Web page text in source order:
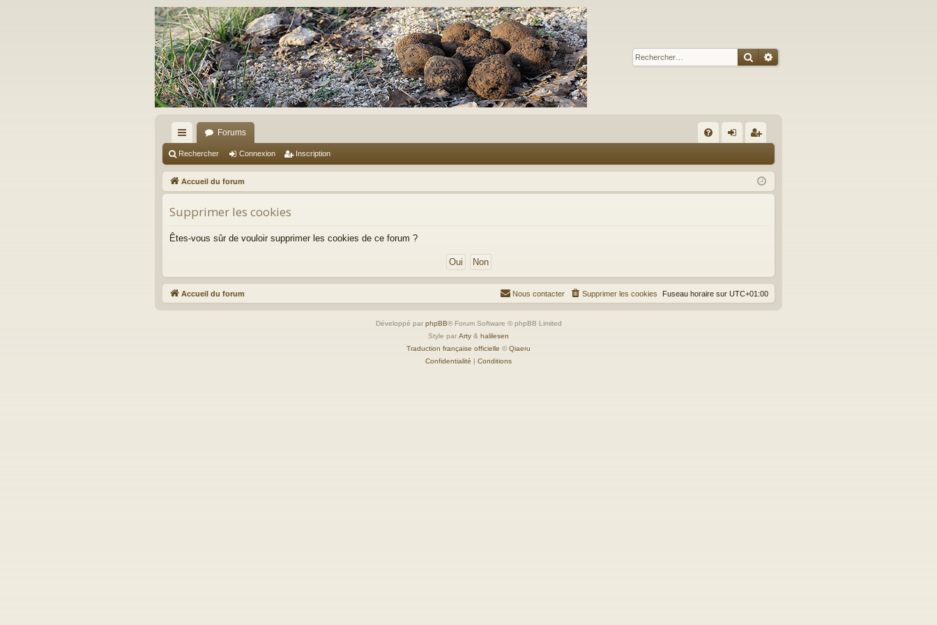
Rechercher
Recherche avancée
ac
co
ur
ci
s
Forums
Q ne
xi
cri
pti
Rechercher Connexion Inscription
Accueil du forum
Supprimer les cookies
Êtes-vous sûr de vouloir supprimer les cookies de ce forum ?
Accueil du forum Fuseau horaire sur UTC+01:00
Supprimer les cookies
Nous contacter
Développé par phpBB® Forum Software © phpBB Limited
Style par Arty & halilesen
Traduction française officielle © Qiaeru
Confidentialité | Conditions